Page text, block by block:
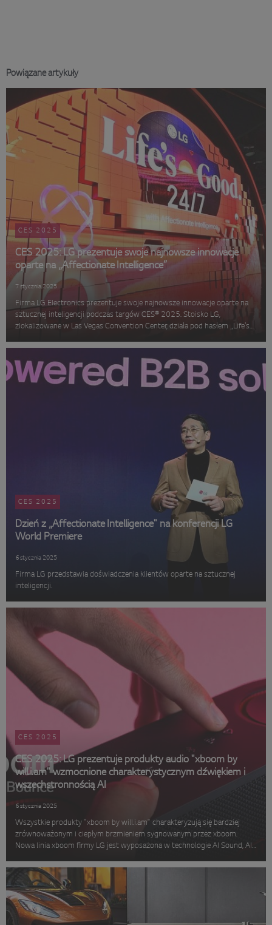
Powiązane artykuły
CES 2025
CES 2025: LG prezentuje swoje najnowsze innowacje
oparte na „Affectionate Intelligence”
7 stycznia 2025
Firma LG Electronics prezentuje swoje najnowsze innowacje oparte na
sztucznej inteligencji podczas targów CES® 2025. Stoisko LG,
zlokalizowane w Las Vegas Convention Center, działa pod hasłem „Life's
CES 2025
Dzień z „Affectionate Intelligence" na konferencji LG
World Premiere
6 stycznia 2025
Firma LG przedstawia doświadczenia klientów oparte na sztucznej
inteligencji.
CES 2025
CES 2025: LG prezentuje produkty audio "xboom by
will.i.am" wzmocnione charakterystycznym dźwiękiem i
wszechstronnością AI
6 stycznia 2025
Wszystkie produkty "xboom by will.i.am" charakteryzują się bardziej
zrównoważonym i ciepłym brzmieniem sygnowanym przez xboom.
Nowa linia xboom firmy LG jest wyposażona w technologie AI Sound, AI